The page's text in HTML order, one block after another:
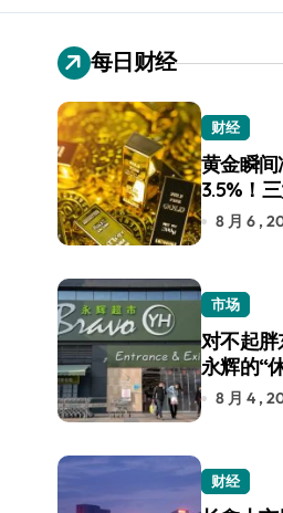
每日财经
财经
黄金瞬
3.5%！
8 月 6 ,
市场
对不起
永辉的“
8 月 4 ,
财经